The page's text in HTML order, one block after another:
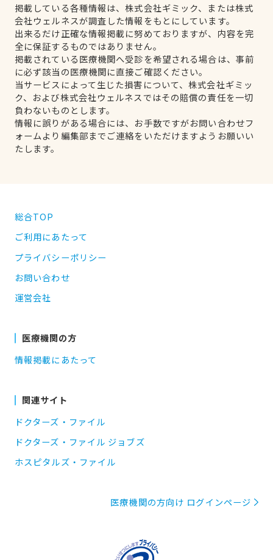
掲載している各種情報は、株式会社ギミック、または株式
会社ウェルネスが調査した情報をもとにしています。
出来るだけ正確な情報掲載に努めておりますが、内容を完
全に保証するものではありません。
掲載されている医療機関へ受診を希望される場合は、事前
に必ず該当の医療機関に直接ご確認ください。
当サービスによって生じた損害について、株式会社ギミッ
ク、および株式会社ウェルネスではその賠償の責任を一切
負わないものとします。
情報に誤りがある場合には、お手数ですがお問い合わせフ
ォームより編集部までご連絡をいただけますようお願いい
たします。
総合TOP
ご利用にあたって
プライバシーポリシー
お問い合わせ
運営会社
医療機関の方
情報掲載にあたって
関連サイト
ドクターズ・ファイル
ドクターズ・ファイル ジョブズ
ホスピタルズ・ファイル
医療機関の方向け ログインページ